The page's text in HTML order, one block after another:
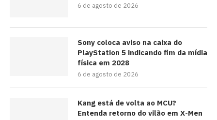
6 de agosto de 2026
Sony coloca aviso na caixa do
PlayStation 5 indicando fim da mídia
física em 2028
6 de agosto de 2026
Kang está de volta ao MCU?
Entenda retorno do vilão em X-Men